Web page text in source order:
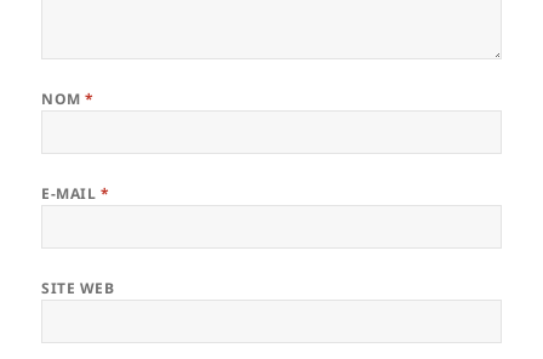
NOM*
E-MAIL *
SITE WEB